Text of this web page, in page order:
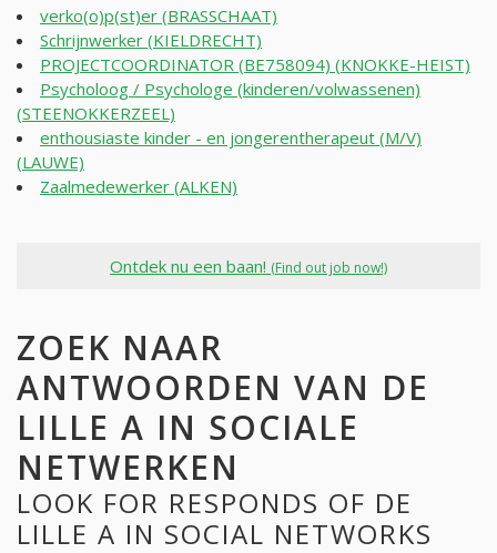
verko(o)p(st)er (BRASSCHAAT)
Schrijnwerker (KIELDRECHT)
PROJECTCOORDINATOR (BE758094) (KNOKKE-HEIST)
Psycholoog / Psychologe (kinderen/volwassenen)
(STEENOKKERZEEL)
enthousiaste kinder - en jongerentherapeut (M/V)
(LAUWE)
Zaalmedewerker (ALKEN)
Ontdek nu een baan! (Find out job now!)
ZOEK NAAR
ANTWOORDEN VAN DE
LILLE A IN SOCIALE
NETWERKEN
LOOK FOR RESPONDS OF DE
LILLE A IN SOCIAL NETWORKS